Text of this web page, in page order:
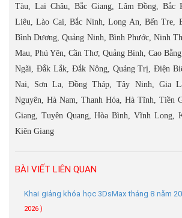
Tàu, Lai Châu, Bắc Giang, Lâm Đồng, Bắc
Liêu, Lào Cai, Bắc Ninh, Long An, Bến Tre,
Bình Dương, Quảng Ninh, Bình Phước, Ninh
Mau, Phú Yên, Cần Thơ, Quảng Bình, Cao
Ngãi, Đắk Lắk, Đắk Nông, Quảng Trị, Điện
Nai, Sơn La, Đồng Tháp, Tây Ninh, Gia
Nguyên, Hà Nam, Thanh Hóa, Hà Tĩnh, Tiền
Giang, Tuyên Quang, Hòa Bình, Vĩnh Long,
Kiên Giang
BÀI VIẾT LIÊN QUAN
Khai giảng khóa học 3DsMax tháng 8 năm
2026 )